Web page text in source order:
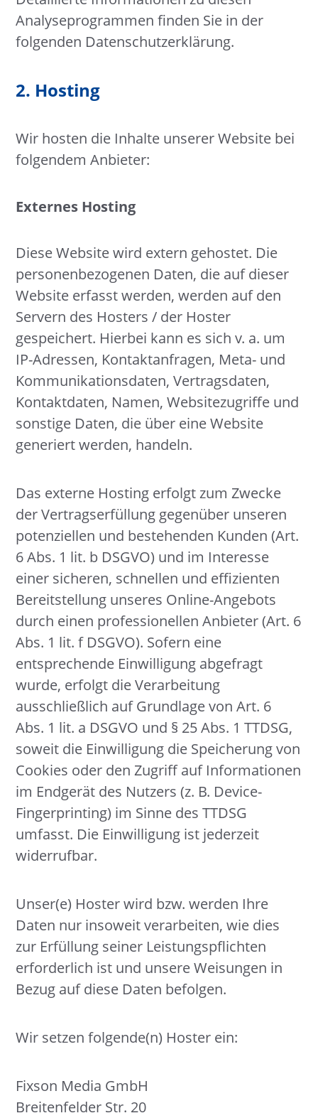
Analyseprogrammen finden Sie in der
folgenden Datenschutzerklärung.
2. Hosting
Wir hosten die Inhalte unserer Website bei
folgendem Anbieter:
Externes Hosting
Diese Website wird extern gehostet. Die
personenbezogenen Daten, die auf dieser
Website erfasst werden, werden auf den
Servern des Hosters / der Hoster
gespeichert. Hierbei kann es sich v. a. um
IP-Adressen, Kontaktanfragen, Meta- und
Kommunikationsdaten, Vertragsdaten,
Kontaktdaten, Namen, Websitezugriffe und
sonstige Daten, die über eine Website
generiert werden, handeln.
Das externe Hosting erfolgt zum Zwecke
der Vertragserfüllung gegenüber unseren
potenziellen und bestehenden Kunden (Art.
6 Abs. 1 lit. b DSGVO) und im Interesse
einer sicheren, schnellen und effizienten
Bereitstellung unseres Online-Angebots
durch einen professionellen Anbieter (Art. 6
Abs. 1 lit. f DSGVO). Sofern eine
entsprechende Einwilligung abgefragt
wurde, erfolgt die Verarbeitung
ausschließlich auf Grundlage von Art. 6
Abs. 1 lit. a DSGVO und § 25 Abs. 1 TTDSG,
soweit die Einwilligung die Speicherung von
Cookies oder den Zugriff auf Informationen
im Endgerät des Nutzers (z. B. Device-
Fingerprinting) im Sinne des TTDSG
umfasst. Die Einwilligung ist jederzeit
widerrufbar.
Unser(e) Hoster wird bzw. werden Ihre
Daten nur insoweit verarbeiten, wie dies
zur Erfüllung seiner Leistungspflichten
erforderlich ist und unsere Weisungen in
Bezug auf diese Daten befolgen.
Wir setzen folgende(n) Hoster ein:
Fixson Media GmbH
Breitenfelder Str. 20